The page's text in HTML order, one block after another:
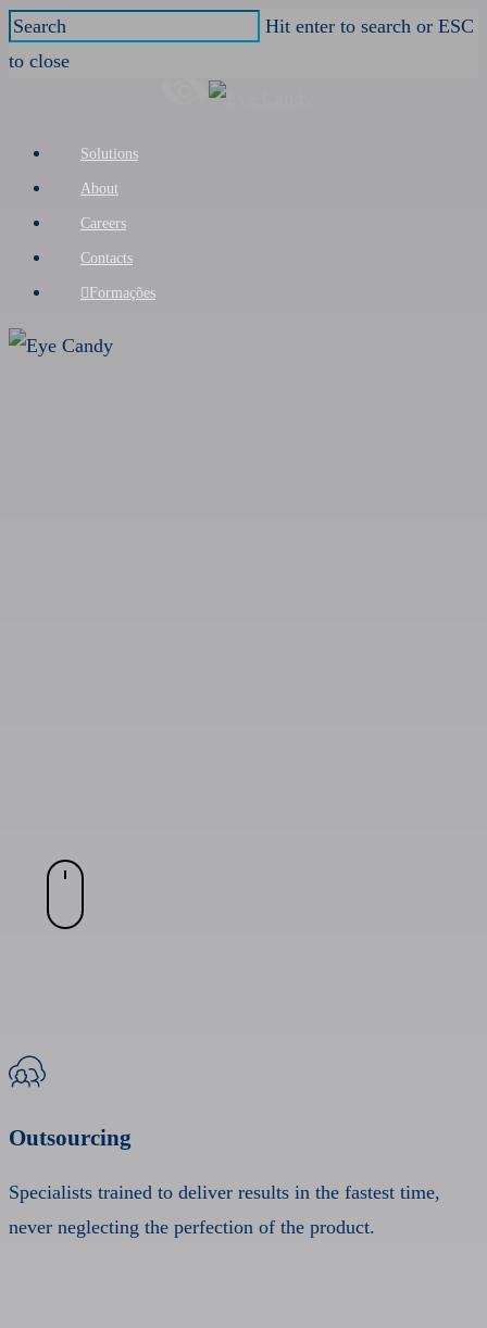
Skip
to
Hit enter to search or ESC
to close
Menu
Solutions
About
Careers
Contacts
Formações
Outsourcing
Specialists trained to deliver results in the fastest time,
never neglecting the perfection of the product.